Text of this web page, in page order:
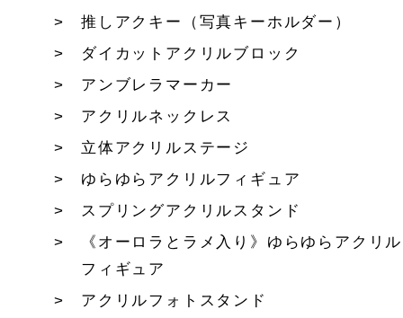
推しアクキー（写真キーホルダー）
ダイカットアクリルブロック
アンブレラマーカー
アクリルネックレス
立体アクリルステージ
ゆらゆらアクリルフィギュア
スプリングアクリルスタンド
《オーロラとラメ入り》ゆらゆらアクリル
フィギュア
アクリルフォトスタンド